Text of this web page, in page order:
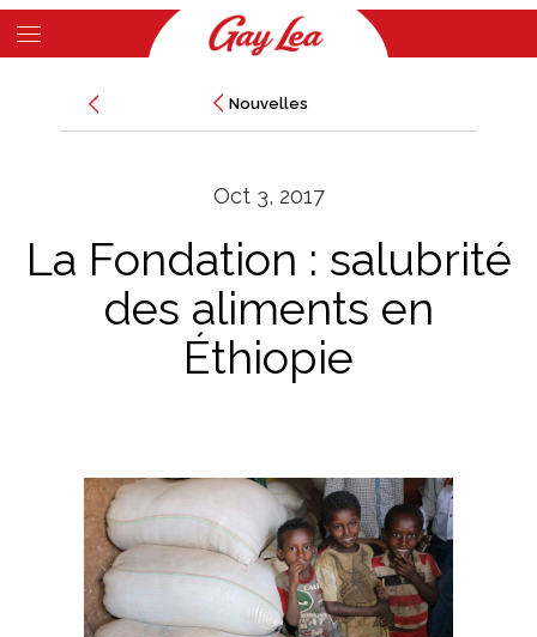
Skip
to
Nouvelles
Nouvelles
Oct 3, 2017
La Fondation : salubrité
des aliments en
Éthiopie